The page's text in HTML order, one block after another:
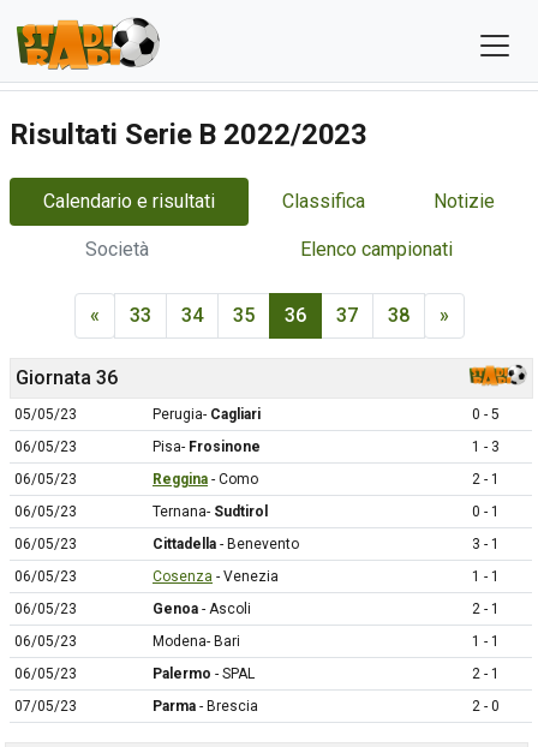
Risultati Serie B 2022/2023
Calendario e risultati Classifica Notizie
Società Elenco campionati
« 33 34 35 36 37 38 »
Giornata 36
05/05/23 Perugia- Cagliari
0 - 5
06/05/23
Pisa- Frosinone
1 - 3
06/05/23
Reggina - Como
2 - 1
06/05/23
Ternana- Sudtirol
0 - 1
06/05/23
Cittadella - Benevento
3 - 1
06/05/23
Cosenza - Venezia
1 - 1
06/05/23
Genoa - Ascoli
2 - 1
06/05/23
Modena- Bari
1 - 1
06/05/23
Palermo - SPAL
2 - 1
07/05/23
Parma - Brescia 2 - 0